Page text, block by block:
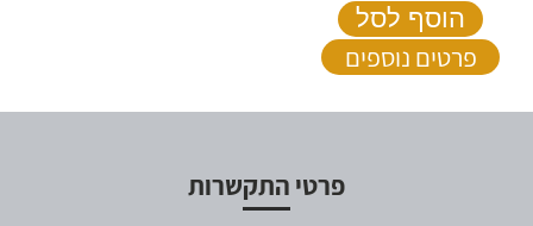
הוסף לסל
פרטים נוספים
פרטי התקשרות